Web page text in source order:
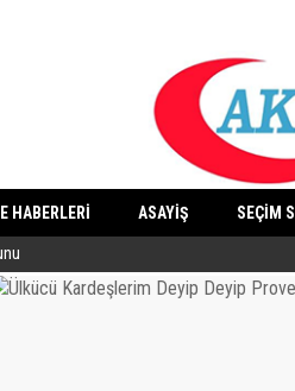
HABERLERİ ASAYİŞ SEÇİM